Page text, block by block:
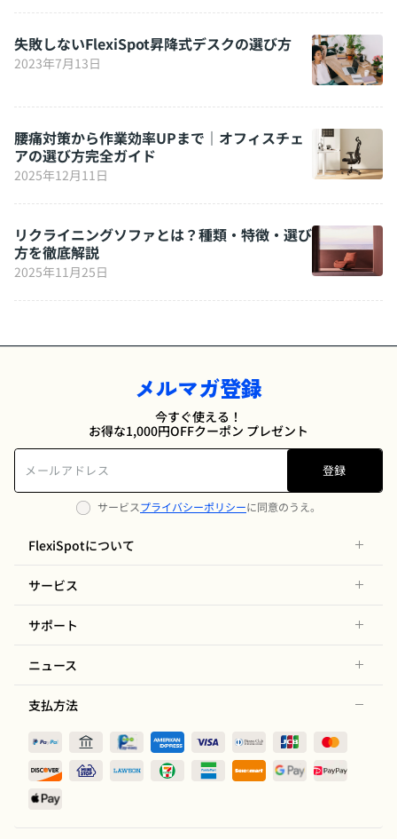
失敗しないFlexiSpot昇降式デスクの選び方
2023年7月13日
腰痛対策から作業効率UPまで｜オフィスチェ
アの選び方完全ガイド
2025年12月11日
リクライニングソファとは？種類・特徴・選び
方を徹底解説
2025年11月25日
メルマガ登録
今すぐ使える！
お得な1,000円OFFクーポン プレゼント
登録
サービスプライバシーポリシーに同意のうえ。
FlexiSpotについて
サービス
サポート
ニュース
支払方法